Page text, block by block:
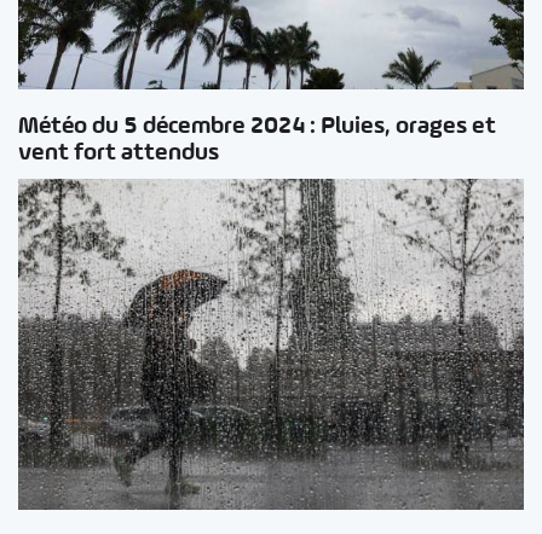
Météo du 5 décembre 2024 : Pluies, orages et
vent fort attendus